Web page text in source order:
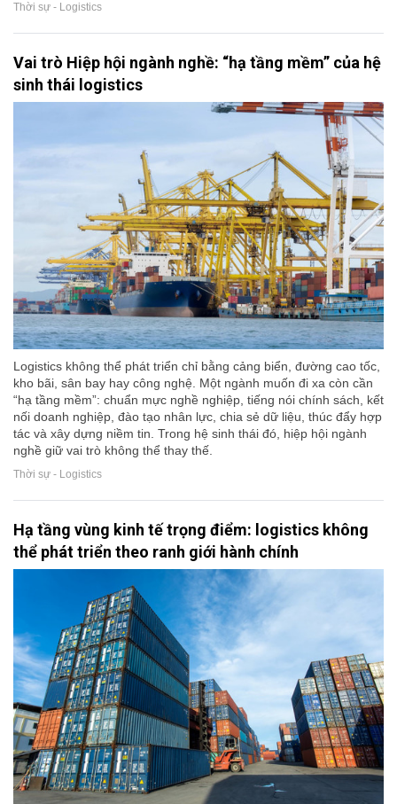
Thời sự - Logistics
Vai trò Hiệp hội ngành nghề: “hạ tầng mềm” của hệ
sinh thái logistics
Logistics không thể phát triển chỉ bằng cảng biển, đường cao tốc,
kho bãi, sân bay hay công nghệ. Một ngành muốn đi xa còn cần
“hạ tầng mềm”: chuẩn mực nghề nghiệp, tiếng nói chính sách, kết
nối doanh nghiệp, đào tạo nhân lực, chia sẻ dữ liệu, thúc đẩy hợp
tác và xây dựng niềm tin. Trong hệ sinh thái đó, hiệp hội ngành
nghề giữ vai trò không thể thay thế.
Thời sự - Logistics
Hạ tầng vùng kinh tế trọng điểm: logistics không
thể phát triển theo ranh giới hành chính